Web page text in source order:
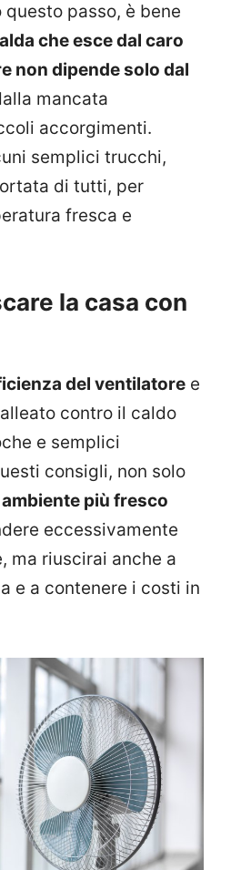
passo, è bene
che esce dal caro
non dipende solo dal
mancata
accorgimenti.
semplici trucchi,
di tutti, per
fresca e
la casa con
del ventilatore e
contro il caldo
e semplici
consigli, non solo
più fresco
eccessivamente
ma riuscirai anche a
e a contenere i costi in